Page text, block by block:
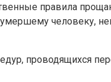
правила
человеку,
проводящихся